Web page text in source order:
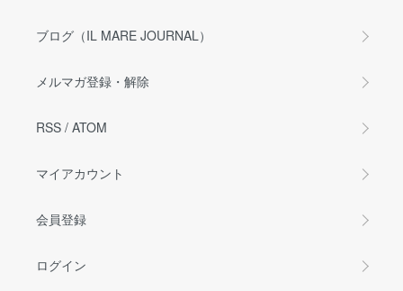
ブログ（IL MARE JOURNAL）
メルマガ登録・解除
RSS / ATOM
マイアカウント
会員登録
ログイン